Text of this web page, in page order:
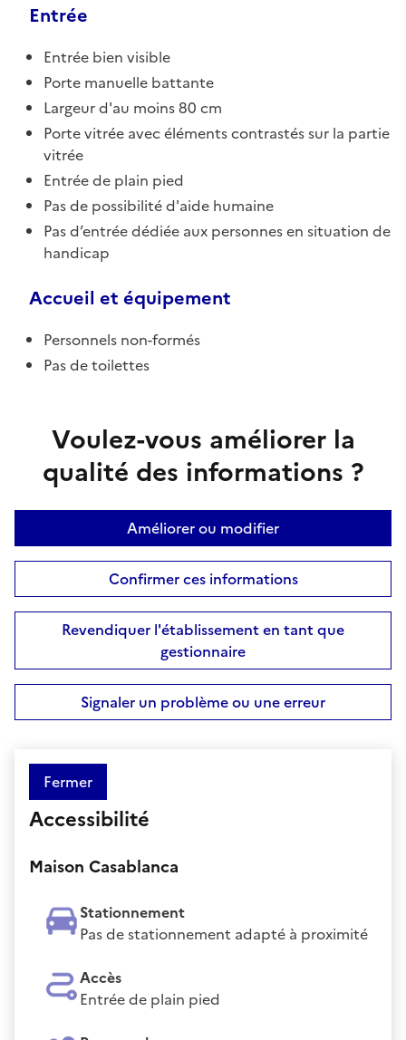
Entrée
Entrée bien visible
Porte manuelle battante
Largeur d'au moins 80 cm
Porte vitrée avec éléments contrastés sur la partie
vitrée
Entrée de plain pied
Pas de possibilité d'aide humaine
Pas d’entrée dédiée aux personnes en situation de
handicap
Accueil et équipement
Personnels non-formés
Pas de toilettes
Voulez-vous améliorer la
qualité des informations ?
Améliorer ou modifier
Confirmer ces informations
Revendiquer l'établissement en tant que
gestionnaire
Signaler un problème ou une erreur
Fermer
Accessibilité
Maison Casablanca
Stationnement
Pas de stationnement adapté à proximité
Accès
Entrée de plain pied